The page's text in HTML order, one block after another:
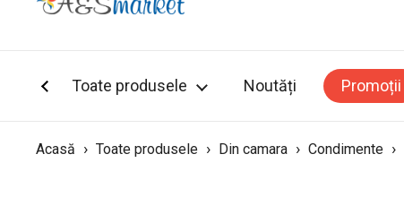
Toate produsele Noutăți Promoții
Acasă › Toate produsele › Din camara › Condimente ›